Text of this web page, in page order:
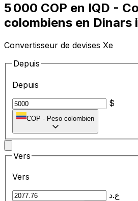
5 000 COP en IQD -
colombiens en Dinars
Convertisseur de devises Xe
Depuis
Depuis
$
COP - Peso colombien
Vers
Vers
ع.د